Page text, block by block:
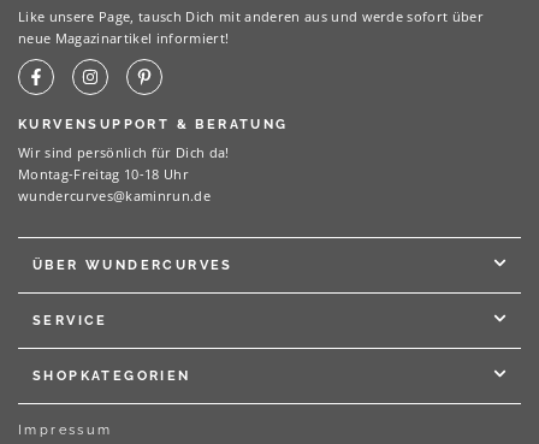
Like unsere Page, tausch Dich mit anderen aus und werde sofort über
neue Magazinartikel informiert!
KURVENSUPPORT & BERATUNG
Wir sind persönlich für Dich da!
Montag-Freitag 10-18 Uhr
wundercurves@kaminrun.de
ÜBER WUNDERCURVES
SERVICE
SHOPKATEGORIEN
Impressum